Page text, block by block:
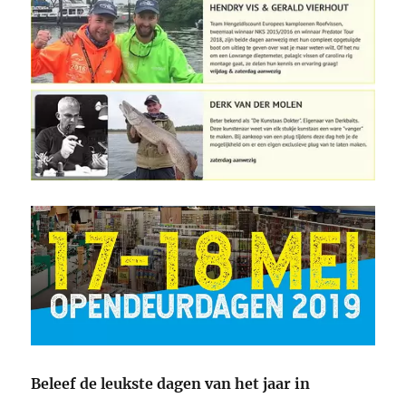
Beleef de leukste dagen van het jaar in